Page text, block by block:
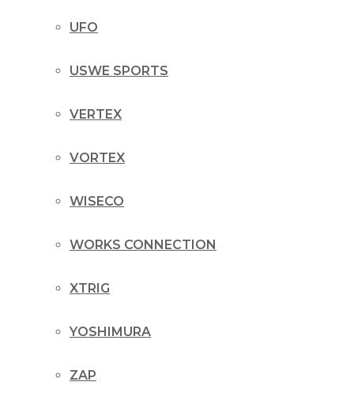
UFO
USWE SPORTS
VERTEX
VORTEX
WISECO
WORKS CONNECTION
XTRIG
YOSHIMURA
ZAP